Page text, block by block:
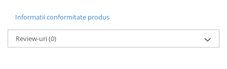
Informatii conformitate produs
Review-uri(0)